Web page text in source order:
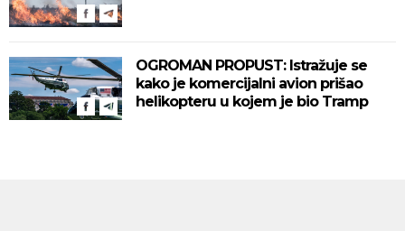
OGROMAN PROPUST: Istražuje se
kako je komercijalni avion prišao
helikopteru u kojem je bio Tramp